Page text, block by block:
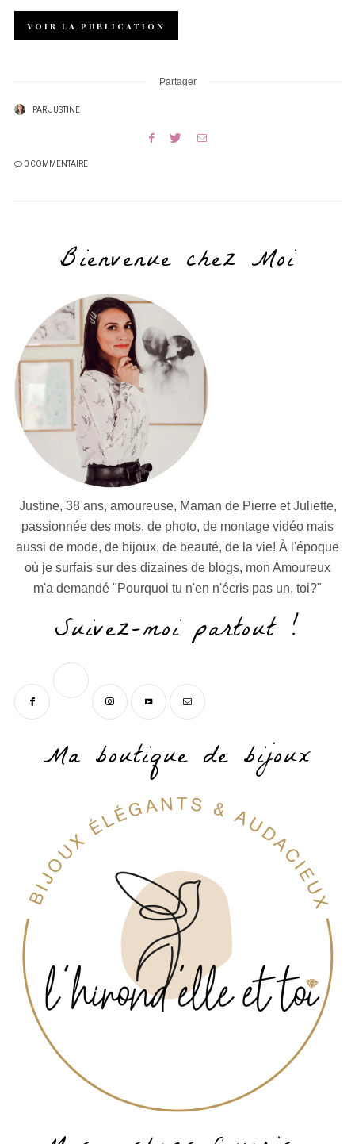
VOIR LA PUBLICATION
Partager
PARJUSTINE
0 COMMENTAIRE
Bienvenue chez Moi
Justine, 38 ans, amoureuse, Maman de Pierre et Juliette,
passionnée des mots, de photo, de montage vidéo mais
aussi de mode, de bijoux, de beauté, de la vie! À l'époque
où je surfais sur des dizaines de blogs, mon Amoureux
m'a demandé "Pourquoi tu n'en n'écris pas un, toi?"
Suivez-moi partout !
Ma boutique de bijoux